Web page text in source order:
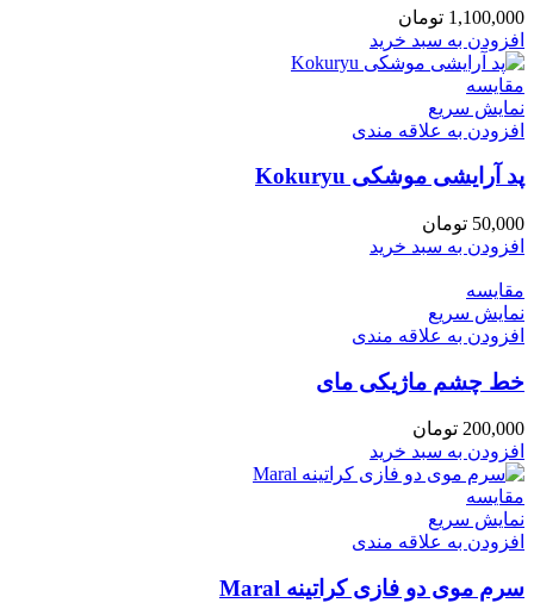
1,100,000 تومان
افزودن به سبد خرید
مقايسه
نمایش سریع
افزودن به علاقه مندی
پد آرایشی موشکی Kokuryu
50,000 تومان
افزودن به سبد خرید
مقايسه
نمایش سریع
افزودن به علاقه مندی
خط چشم ماژیکی مای
200,000 تومان
افزودن به سبد خرید
مقايسه
نمایش سریع
افزودن به علاقه مندی
سرم موی دو فازی کراتینه Maral